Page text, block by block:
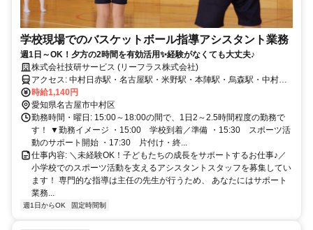
学校現場でのバスケットボール指導アシスタント業務
週1日～OK！夕方の2時間を有効活用✨経験がなくても大丈夫♪
株式会社技研サービス (リーフラス株式会社)
アクセス: 中村日赤駅・名古屋駅・米野駅・本陣駅・烏森駅・中村公
園駅・ 太閤通駅・岩塚駅・亀島駅・黄金駅・栄生駅・八田駅・伏屋
駅・ 名古屋駅・ささしまライブ駅からの通勤にも便利
時給1,140円
愛知県名古屋市中村区
勤務時間・曜日: 15:00～18:00の間で、1日2～2.5時間程度の勤務で
す！ ▼勤務イメージ ・15:00 学校到着／準備 ・15:30 スポーツ活
動のサポート開始 ・17:30 片付け・終...
仕事内容: ＼未経験OK！子どもたちの成長をサポートするお仕事♪／
小学校でのスポーツ活動を支えるアシスタントスタッフを募集してい
ます！ 専門的な指導は主任の先生が行うため、 あなたにはサポート
業務...
週1日からOK 固定時間制